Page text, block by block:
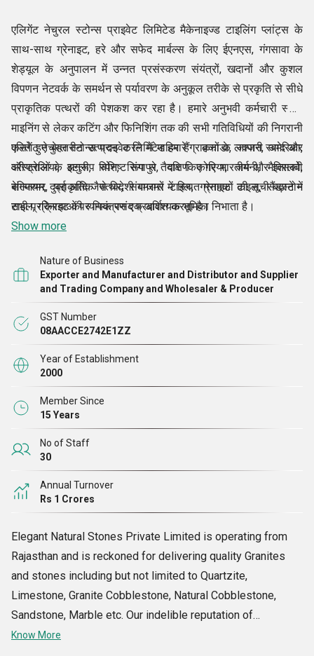
एलिगेंट नेचुरल स्टोन्स प्राइवेट लिमिटेड मैकेनाइज्ड टाइलिंग प्लांट्स के
साथ-साथ ग्रेनाइट, हरे और सफेद मार्बल्स के लिए ईएनएस, गंगसावा के
शेड्यूल के अनुपालन में उन्नत प्रसंस्करण संयंत्रों, खदानों और कुशल
विपणन नेटवर्क के समर्थन से पर्यावरण के अनुकूल तरीके से प्रकृति से सीधे
प्राकृतिक पत्थरों की पेशकश कर रहा है। हमारे अनुभवी कर्मचारी स्टोन
माइनिंग से लेकर कटिंग और फिनिशिंग तक की सभी गतिविधियों की निगरानी
करते हुए बेहतरीन उत्पादन करने में माहिर हैं। कनाडा, जापान, अमेरिका,
ऑस्ट्रेलिया, इटली, स्पेन, सिंगापुर, दक्षिण कोरिया, जर्मनी, मैक्सिको,
बेल्जियम, दुबई आदि जैसे विदेशी बाजारों में स्थित ग्राहकों की सूची बढ़ाने में
सभी प्रक्रियाओं पर नियंत्रण एक आवश्यक भूमिका निभाता है।
एलिगेंट नेचुरल स्टोन्स प्राइवेट लिमिटेड हमारे ग्राहकों के लक्जरी स्वाद और
वरीयताओं के अनुरूप विशिष्ट रूप से तैयार किए गए भारतीय और इतालवी
संगमरमर, प्राकृतिक पत्थर, संगमरमर टाइल, ग्रेनाइट टाइल, सैंडस्टोन
टाइल, ग्रेनाइट की व्यापक पसंद प्रदर्शित करता है।
Show more
Nature of Business
Exporter and Manufacturer and Distributor and Supplier
and Trading Company and Wholesaler & Producer
GST Number
08AACCE2742E1ZZ
Year of Establishment
2000
Member Since
15 Years
No of Staff
30
Annual Turnover
Rs 1 Crores
Elegant Natural Stones Private Limited is operating from
Rajasthan and is reckoned for delivering quality Granites
and stones including but not limited to Quartzite,
Limestone, Granite Cobblestone, Natural Cobblestone,
Sandstone, Marble etc. Our indelible reputation of
manufacturer and exporter in this field is attributed to our
Know More